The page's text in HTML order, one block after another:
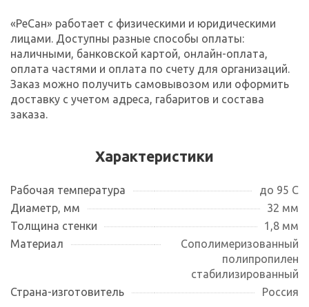
«РеСан» работает с физическими и юридическими
лицами. Доступны разные способы оплаты:
наличными, банковской картой, онлайн-оплата,
оплата частями и оплата по счету для организаций.
Заказ можно получить самовывозом или оформить
доставку с учетом адреса, габаритов и состава
заказа.
Характеристики
Рабочая температура
до 95 С
Диаметр, мм
32 мм
Толщина стенки
1,8 мм
Материал
Сополимеризованный
полипропилен
стабилизированный
Страна-изготовитель
Россия